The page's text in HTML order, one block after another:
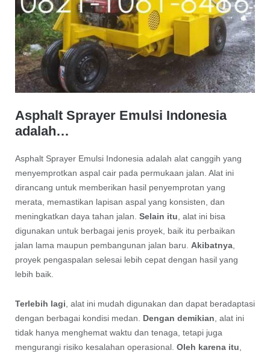
Asphalt Sprayer Emulsi Indonesia
adalah…
Asphalt Sprayer Emulsi Indonesia adalah alat canggih yang
menyemprotkan aspal cair pada permukaan jalan. Alat ini
dirancang untuk memberikan hasil penyemprotan yang
merata, memastikan lapisan aspal yang konsisten, dan
meningkatkan daya tahan jalan. Selain itu , alat ini bisa
digunakan untuk berbagai jenis proyek, baik itu perbaikan
jalan lama maupun pembangunan jalan baru. Akibatnya,
proyek pengaspalan selesai lebih cepat dengan hasil yang
lebih baik.
Terlebih lagi , alat ini mudah digunakan dan dapat beradaptasi
dengan berbagai kondisi medan. Dengan demikian , alat ini
tidak hanya menghemat waktu dan tenaga, tetapi juga
mengurangi risiko kesalahan operasional. Oleh karena itu